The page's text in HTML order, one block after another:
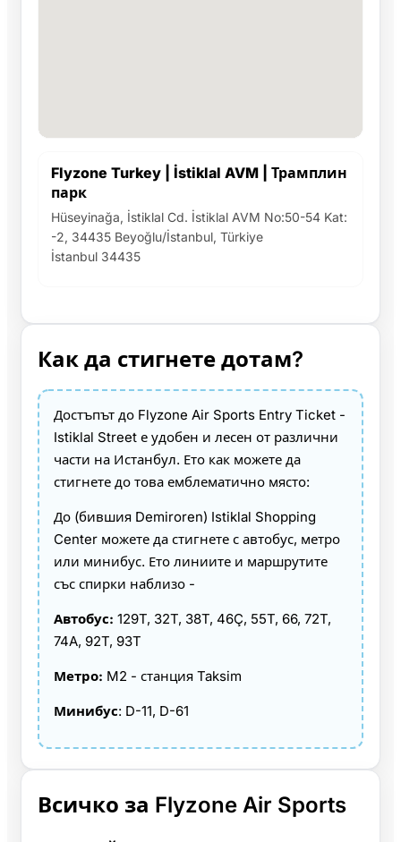
Flyzone Turkey | İstiklal AVM | Трамплин
парк
Hüseyinağa, İstiklal Cd. İstiklal AVM No:50-54 Kat:
-2, 34435 Beyoğlu/İstanbul, Türkiye
İstanbul 34435
Как да стигнете дотам?
Достъпът до Flyzone Air Sports Entry Ticket -
Istiklal Street е удобен и лесен от различни
части на Истанбул. Ето как можете да
стигнете до това емблематично място:
До (бившия Demiroren) Istiklal Shopping
Center можете да стигнете с автобус, метро
или минибус. Ето линиите и маршрутите
със спирки наблизо -
Автобус: 129T, 32T, 38T, 46Ç, 55T, 66, 72T,
74A, 92T, 93T
Метро: M2 - станция Taksim
Минибус: D-11, D-61
Всичко за Flyzone Air Sports